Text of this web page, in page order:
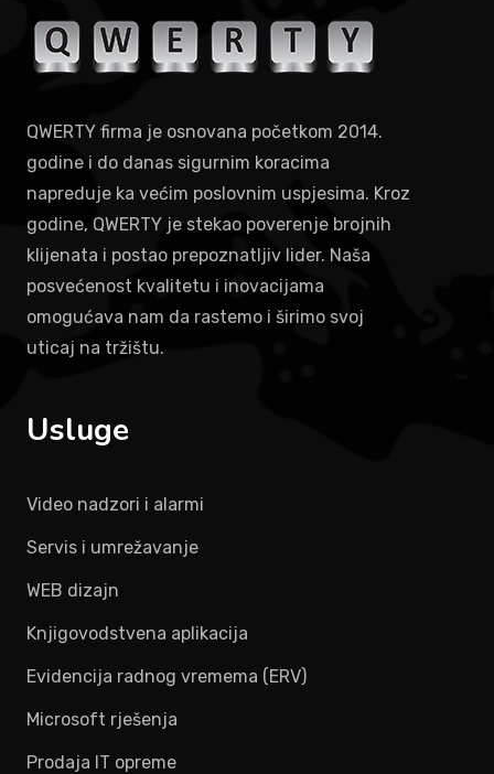
QWERTY firma je osnovana početkom 2014.
godine i do danas sigurnim koracima
napreduje ka većim poslovnim uspjesima. Kroz
godine, QWERTY je stekao poverenje brojnih
klijenata i postao prepoznatljiv lider. Naša
posvećenost kvalitetu i inovacijama
omogućava nam da rastemo i širimo svoj
uticaj na tržištu.
Usluge
Video nadzori i alarmi
Servis i umrežavanje
WEB dizajn
Knjigovodstvena aplikacija
Evidencija radnog vremema (ERV)
Microsoft rješenja
Prodaja IT opreme